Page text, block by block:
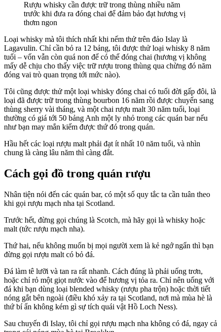
Rượu whisky cần được trữ trong thùng nhiều năm
trước khi đưa ra đóng chai để đảm bảo đạt hương vị
thơm ngon
Loại whisky mà tôi thích nhất khi nếm thử trên đảo Islay là
Lagavulin. Chỉ cần bỏ ra 12 bảng, tôi được thử loại whisky 8 năm
tuổi – vốn vẫn còn quá non để có thể đóng chai (hương vị không
mấy dễ chịu cho thấy việc trữ rượu trong thùng qua chừng đó năm
đóng vai trò quan trọng tới mức nào).
Tôi cũng được thử một loại whisky đóng chai có tuổi đời gấp đôi, là
loại đã được trữ trong thùng bourbon 16 năm rồi được chuyển sang
thùng sherry vài tháng, và một chai rượu malt 30 năm tuổi, loại
thường có giá tới 50 bảng Anh một ly nhỏ trong các quán bar nếu
như bạn may mắn kiếm được thứ đó trong quán.
Hầu hết các loại rượu malt phải đạt ít nhất 10 năm tuổi, và nhìn
chung là càng lâu năm thì càng đắt.
Cách gọi đồ trong quán rượu
Nhân tiện nói đến các quán bar, có một số quy tắc ta cần tuân theo
khi gọi rượu mạch nha tại Scotland.
Trước hết, đừng gọi chúng là Scotch, mà hãy gọi là whisky hoặc
malt (tức rượu mạch nha).
Thứ hai, nếu không muốn bị mọi người xem là kẻ ngớ ngẩn thì bạn
đừng gọi rượu malt có bỏ đá.
Đá làm tê lưỡi và tan ra rất nhanh. Cách đúng là phải uống trơn,
hoặc chỉ rỏ một giọt nước vào để hương vị tỏa ra. Chỉ nên uống với
đá khi bạn dùng loại blended whisky (rượu pha trộn) hoặc thời tiết
nóng gắt bên ngoài (điều khó xảy ra tại Scotland, nơi mà mùa hè là
thứ bí ẩn không kém gì sự tích quái vật Hồ Loch Ness).
Sau chuyến đi Islay, tôi chỉ gọi rượu mạch nha không có đá, ngay cả